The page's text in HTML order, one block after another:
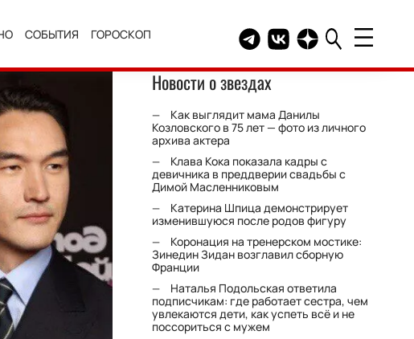
СОБЫТИЯ ГОРОСКОП Telegram канал HELLO
Группа HELLO
Канал HELLO в
Новости о звездах
Как выглядит мама Данилы
Козловского в 75 лет — фото из личного
архива актера
Клава Кока показала кадры с
девичника в преддверии свадьбы с
Димой Масленниковым
Катерина Шпица демонстрирует
изменившуюся после родов фигуру
Коронация на тренерском мостике:
Зинедин Зидан возглавил сборную
Франции
Наталья Подольская ответила
подписчикам: где работает сестра, чем
увлекаются дети, как успеть всё и не
поссориться с мужем